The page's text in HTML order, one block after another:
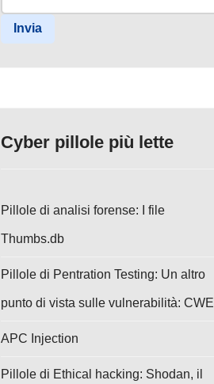
Invia
Cyber pillole più lette
Pillole di analisi forense: I file
Thumbs.db
Pillole di Pentration Testing: Un altro
punto di vista sulle vulnerabilità: CWE
APC Injection
Pillole di Ethical hacking: Shodan, il